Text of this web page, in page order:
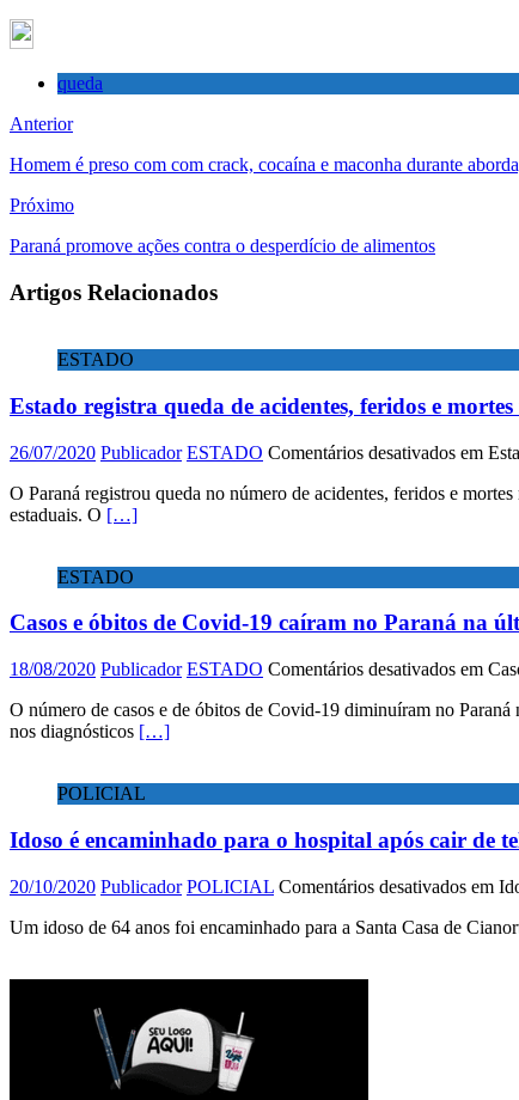
queda
Anterior
Homem é preso com com crack, cocaína e maconha durante
Próximo
Paraná promove ações contra o desperdício de alimentos
Artigos Relacionados
ESTADO
Estado registra queda de acidentes, feridos e
26/07/2020 Publicador ESTADO Comentários desativados em
O Paraná registrou queda no número de acidentes, feridos e
estaduais. O […]
ESTADO
Casos e óbitos de Covid-19 caíram no Paraná na
18/08/2020 Publicador ESTADO Comentários desativados em
O número de casos e de óbitos de Covid-19 diminuíram no
nos diagnósticos […]
POLICIAL
Idoso é encaminhado para o hospital após cair de
20/10/2020 Publicador POLICIAL Comentários desativados em
Um idoso de 64 anos foi encaminhado para a Santa Casa de